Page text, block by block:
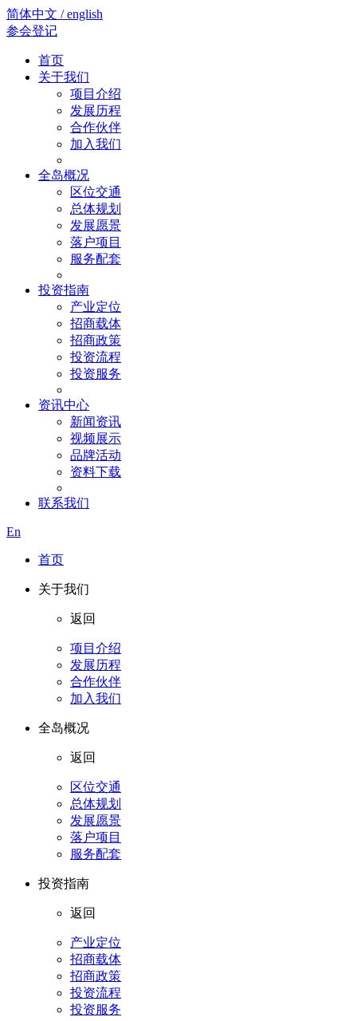
简体中文 / english
参会登记
首页
关于我们
项目介绍
发展历程
合作伙伴
加入我们
全岛概况
区位交通
总体规划
发展愿景
落户项目
服务配套
投资指南
产业定位
招商载体
招商政策
投资流程
投资服务
资讯中心
新闻资讯
视频展示
品牌活动
资料下载
联系我们
En
首页
关于我们
返回
项目介绍
发展历程
合作伙伴
加入我们
全岛概况
返回
区位交通
总体规划
发展愿景
落户项目
服务配套
投资指南
返回
产业定位
招商载体
招商政策
投资流程
投资服务